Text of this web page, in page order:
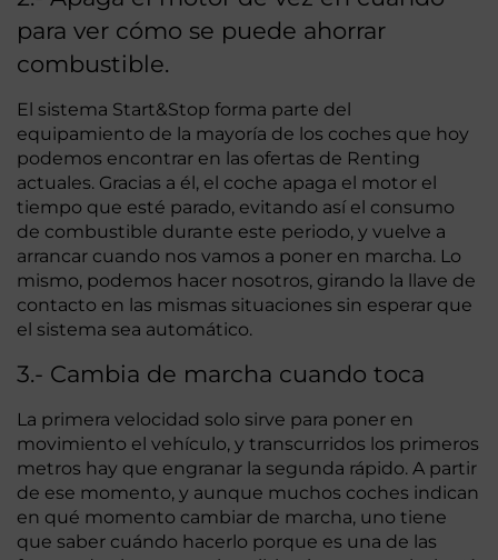
para ver cómo se puede ahorrar
combustible.
El sistema Start&Stop forma parte del
equipamiento de la mayoría de los coches que hoy
podemos encontrar en las ofertas de Renting
actuales. Gracias a él, el coche apaga el motor el
tiempo que esté parado, evitando así el consumo
de combustible durante este periodo, y vuelve a
arrancar cuando nos vamos a poner en marcha. Lo
mismo, podemos hacer nosotros, girando la llave de
contacto en las mismas situaciones sin esperar que
el sistema sea automático.
3.- Cambia de marcha cuando toca
La primera velocidad solo sirve para poner en
movimiento el vehículo, y transcurridos los primeros
metros hay que engranar la segunda rápido. A partir
de ese momento, y aunque muchos coches indican
en qué momento cambiar de marcha, uno tiene
que saber cuándo hacerlo porque es una de las